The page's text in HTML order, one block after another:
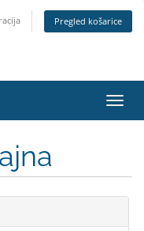
Pregled košarice